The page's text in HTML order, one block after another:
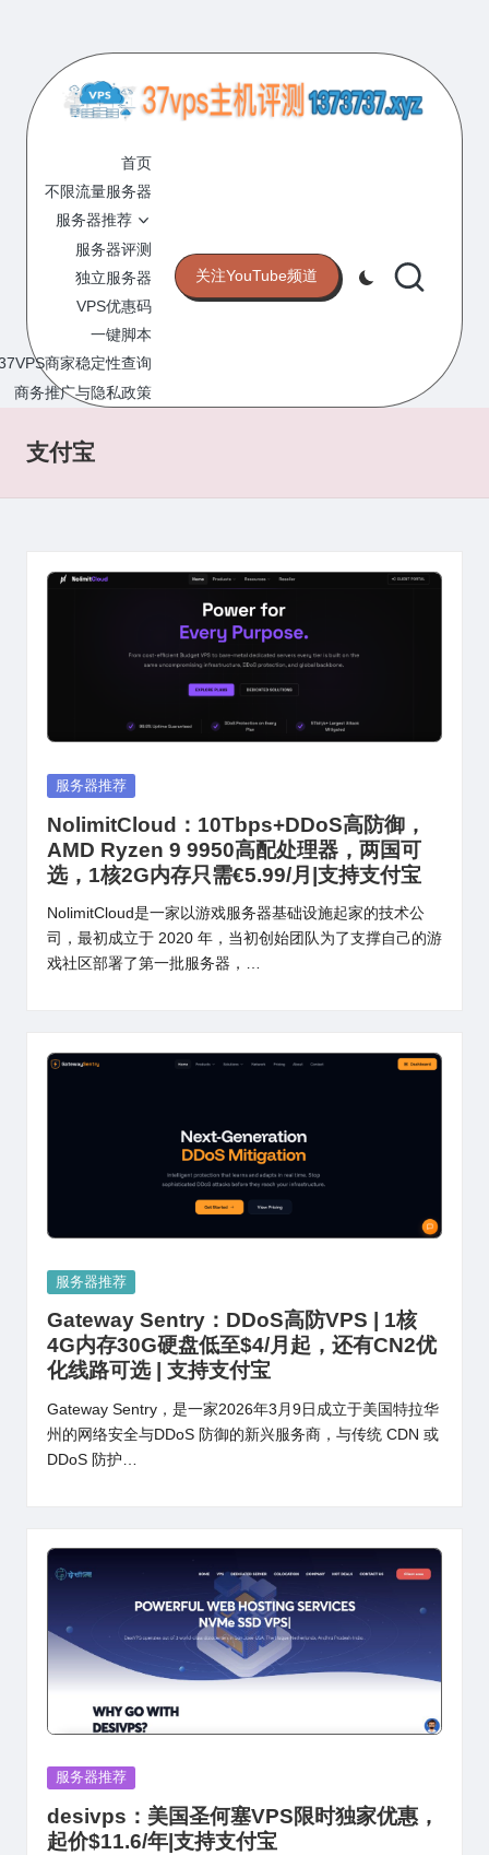
content
7
V
P
S
主
机
评
测
的
VPS
网
站
首页
不限流量服务器
服务器推荐
服务器评测
独立服务器
VPS优惠码
一键脚本
商家稳定性查询
商务推广与隐私政策
关注YouTube频道
支付宝
Posted
服务器推荐
NolimitCloud：10Tbps+DDoS高防御，
AMD Ryzen 9 9950高配处理器，两国可
选，1核2G内存只需€5.99/月|支持支付宝
NolimitCloud是一家以游戏服务器基础设施起家的技术公
司，最初成立于 2020 年，当初创始团队为了支撑自己的游
戏社区部署了第一批服务器，…
Posted
服务器推荐
Gateway Sentry：DDoS高防VPS | 1核
4G内存30G硬盘低至$4/月起，还有CN2优
化线路可选 | 支持支付宝
Gateway Sentry，是一家2026年3月9日成立于美国特拉华
州的网络安全与DDoS 防御的新兴服务商，与传统 CDN 或
DDoS 防护…
Posted
服务器推荐
desivps：美国圣何塞VPS限时独家优惠，
起价$11.6/年|支持支付宝